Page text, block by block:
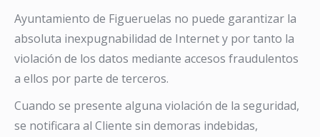
Ayuntamiento de Figueruelas no puede garantizar la
absoluta inexpugnabilidad de Internet y por tanto la
violación de los datos mediante accesos fraudulentos
a ellos por parte de terceros.
Cuando se presente alguna violación de la seguridad,
se notificara al Cliente sin demoras indebidas,